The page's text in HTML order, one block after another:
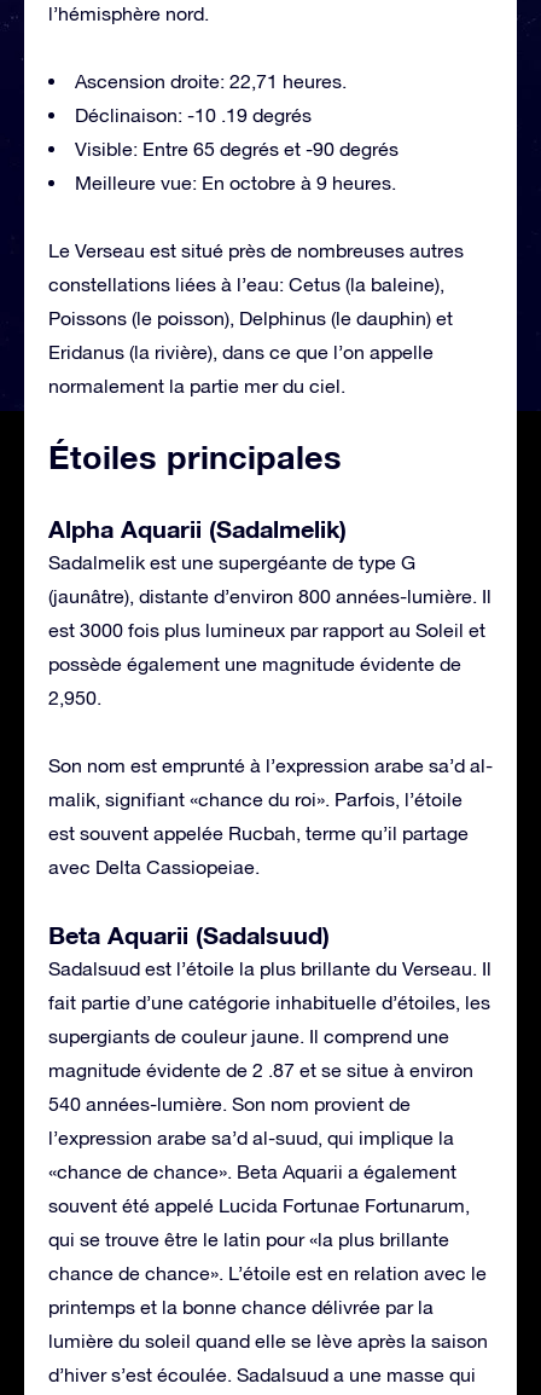
l’hémisphère nord.
Ascension droite: 22,71 heures.
Déclinaison: -10 .19 degrés
Visible: Entre 65 degrés et -90 degrés
Meilleure vue: En octobre à 9 heures.
Le Verseau est situé près de nombreuses autres
constellations liées à l’eau: Cetus (la baleine),
Poissons (le poisson), Delphinus (le dauphin) et
Eridanus (la rivière), dans ce que l’on appelle
normalement la partie mer du ciel.
Étoiles principales
Alpha Aquarii (Sadalmelik)
Sadalmelik est une supergéante de type G
(jaunâtre), distante d’environ 800 années-lumière. Il
est 3000 fois plus lumineux par rapport au Soleil et
possède également une magnitude évidente de
2,950.
Son nom est emprunté à l’expression arabe sa’d al-
malik, signifiant «chance du roi». Parfois, l’étoile
est souvent appelée Rucbah, terme qu’il partage
avec Delta Cassiopeiae.
Beta Aquarii (Sadalsuud)
Sadalsuud est l’étoile la plus brillante du Verseau. Il
fait partie d’une catégorie inhabituelle d’étoiles, les
supergiants de couleur jaune. Il comprend une
magnitude évidente de 2 .87 et se situe à environ
540 années-lumière. Son nom provient de
l’expression arabe sa’d al-suud, qui implique la
«chance de chance». Beta Aquarii a également
souvent été appelé Lucida Fortunae Fortunarum,
qui se trouve être le latin pour «la plus brillante
chance de chance». L’étoile est en relation avec le
printemps et la bonne chance délivrée par la
lumière du soleil quand elle se lève après la saison
d’hiver s’est écoulée. Sadalsuud a une masse qui